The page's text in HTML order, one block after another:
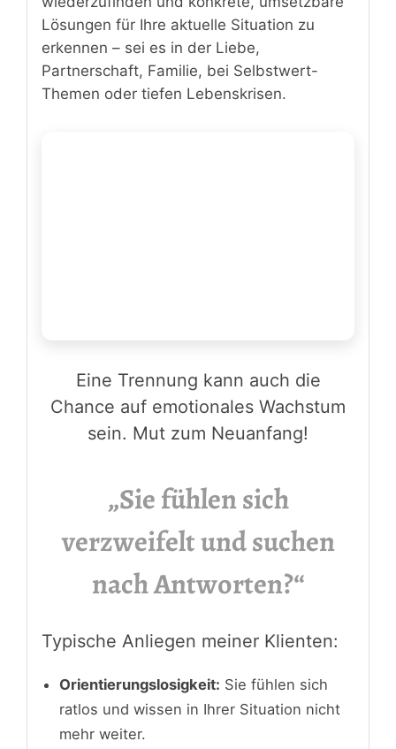
Lösungen für Ihre aktuelle Situation zu
erkennen – sei es in der Liebe,
Partnerschaft, Familie, bei Selbstwert-
Themen oder tiefen Lebenskrisen.
Eine Trennung kann auch die
Chance auf emotionales Wachstum
sein. Mut zum Neuanfang!
„Sie fühlen sich
verzweifelt und suchen
nach Antworten?“
Typische Anliegen meiner Klienten:
Orientierungslosigkeit: Sie fühlen sich
ratlos und wissen in Ihrer Situation nicht
mehr weiter.